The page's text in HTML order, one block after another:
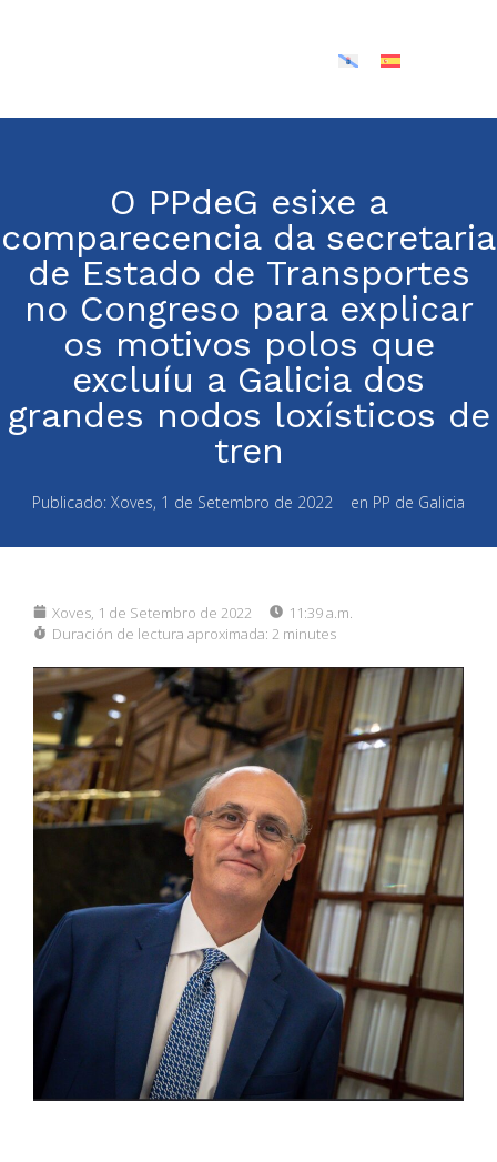
O PPdeG esixe a
comparecencia da secretaria
de Estado de Transportes
no Congreso para explicar
os motivos polos que
excluíu a Galicia dos
grandes nodos loxísticos de
tren
Publicado: Xoves, 1 de Setembro de 2022 en PP de Galicia
Xoves, 1 de Setembro de 2022
11:39 a.m.
Duración de lectura aproximada: 2 minutes